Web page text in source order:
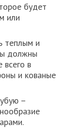
будет
или
теплым и
должны
в
и кованые
–